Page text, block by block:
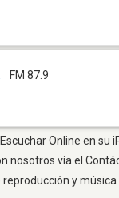
FM 87.9
Online en
nosotros vía el
y